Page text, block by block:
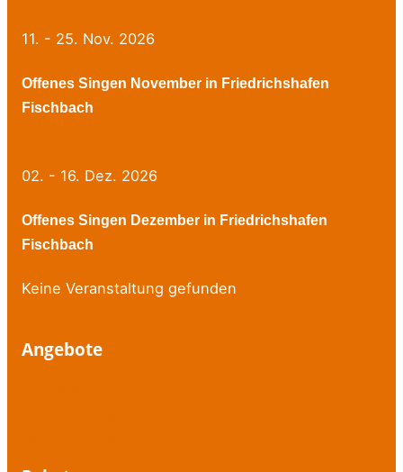
11. - 25. Nov. 2026
Offenes Singen November in Friedrichshafen
Fischbach
02. - 16. Dez. 2026
Offenes Singen Dezember in Friedrichshafen
Fischbach
Keine Veranstaltung gefunden
Angebote